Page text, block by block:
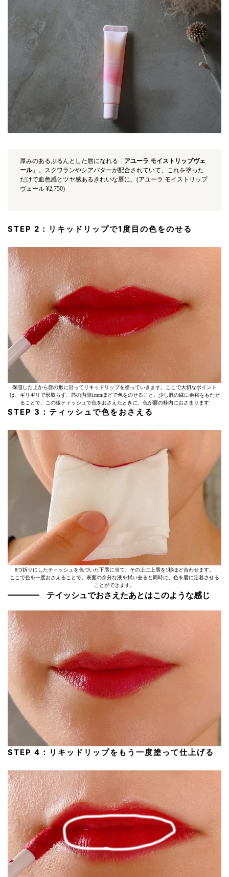
厚みのあるぷるんとした唇になれる「 アユーラ モイストリップヴェ
ール」。スクワランやシアバターが配合されていて、これを塗った
だけで血色感とツヤ感あるきれいな唇に。(アユーラ モイストリップ
ヴェール ¥2,750)
STEP 2：リキッドリップで1度目の色をのせる
保湿した上から唇の形に沿ってリキッドリップを塗っていきます。ここで大切なポイント
は、ギリギリで形取らず、唇の内側1mmほどで色をのせること。少し唇の縁に余裕をもたせ
ることで、この後ティッシュで色をおさえたときに、色が唇の枠内におさまります
STEP 3：ティッシュで色をおさえる
8つ折りにしたティッシュを色づいた下唇に当て、その上に上唇を1秒ほど合わせます。
ここで色を一度おさえることで、表面の余分な液を拭い去ると同時に、色を唇に定着させる
ことができます。
テイッシュでおさえたあとはこのような感じ
STEP 4：リキッドリップをもう一度塗って仕上げる